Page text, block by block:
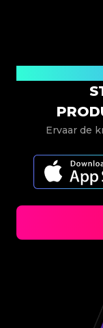
Ervaar de